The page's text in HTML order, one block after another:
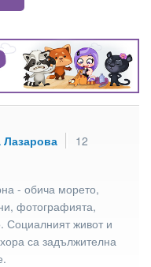
Лазарова
12
- обича морето,
фотографията,
Социалният живот и
са задължителна